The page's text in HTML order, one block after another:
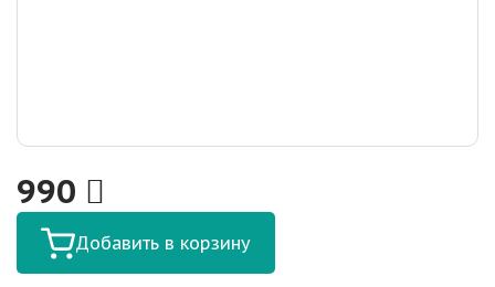
990
Добавить в корзину